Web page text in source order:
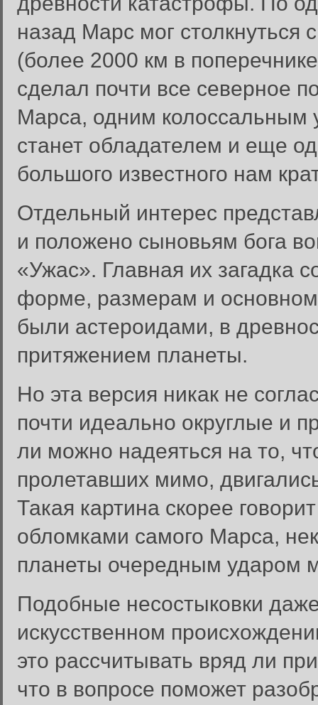
назад Марс мог
(более 2000 км в
сделал почти все северное
Марса, одним колоссальным
станет обладателем и еще
большого известного нам
Отдельный интерес
и положено сыновьям бога
«Ужас». Главная их загадка
форме, размерам и
были астероидами, в
притяжением планеты.
Но эта версия никак не
почти идеально округлые и
ли можно надеяться на то,
пролетавших мимо,
Такая картина скорее
обломками самого Марса,
планеты очередным ударом
Подобные несостыковки
искусственном
это рассчитывать вряд ли
что в вопросе поможет